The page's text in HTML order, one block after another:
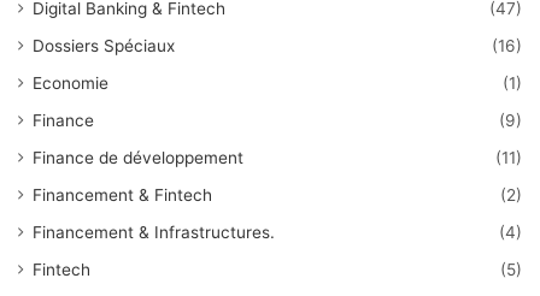
Digital Banking & Fintech
(47)
Dossiers Spéciaux
(16)
Economie
(1)
Finance
(9)
Finance de développement
(11)
Financement & Fintech
(2)
Financement & Infrastructures.
(4)
Fintech
(5)